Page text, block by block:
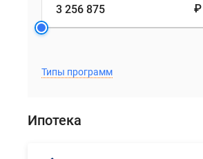
₽
Типы программ
Ипотека